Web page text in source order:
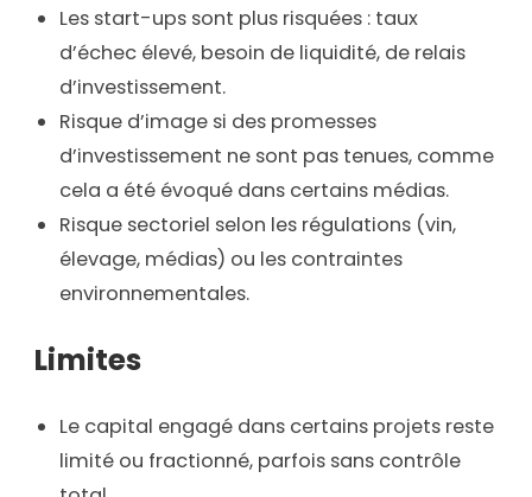
Les start-ups sont plus risquées : taux
d’échec élevé, besoin de liquidité, de relais
d’investissement.
Risque d’image si des promesses
d’investissement ne sont pas tenues, comme
cela a été évoqué dans certains médias.
Risque sectoriel selon les régulations (vin,
élevage, médias) ou les contraintes
environnementales.
Limites
Le capital engagé dans certains projets reste
limité ou fractionné, parfois sans contrôle